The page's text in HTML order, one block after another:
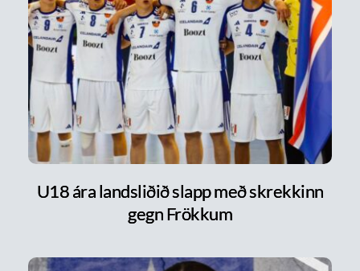
U18 ára landsliðið slapp með skrekkinn
gegn Frökkum